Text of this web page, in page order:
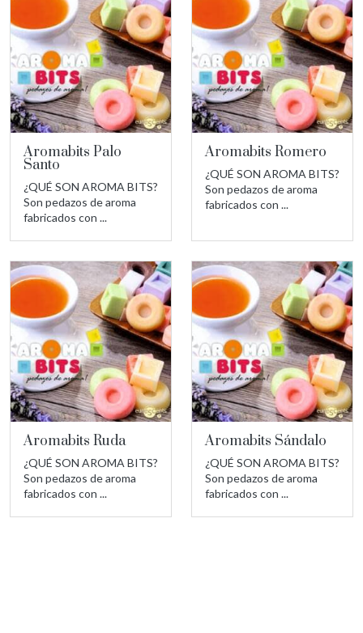
Aromabits Palo
Santo
¿QUÉ SON AROMA BITS?
Son pedazos de aroma
fabricados con ...
Aromabits Romero
¿QUÉ SON AROMA BITS?
Son pedazos de aroma
fabricados con ...
Aromabits Ruda
¿QUÉ SON AROMA BITS?
Son pedazos de aroma
fabricados con ...
Aromabits Sándalo
¿QUÉ SON AROMA BITS?
Son pedazos de aroma
fabricados con ...